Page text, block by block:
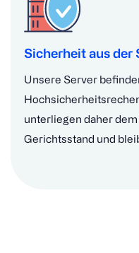
Sicherheit aus der
Unsere Server
unterliegen daher
Gerichtsstand und